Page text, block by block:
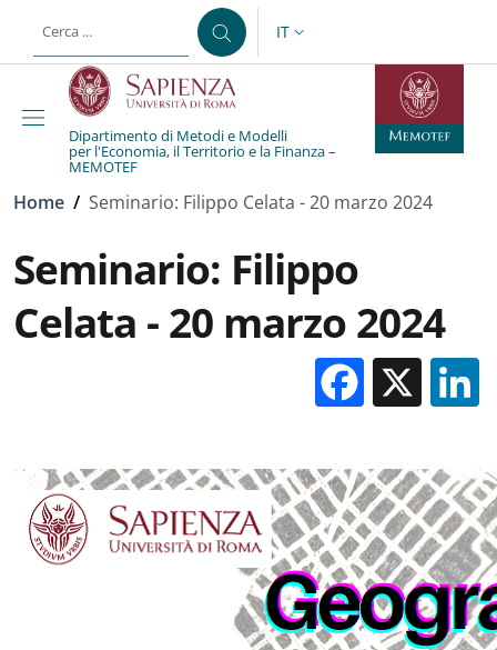
al contenuto principale
SELETTORE LINGUA:
IT
Dipartimento di Metodi e Modelli
per l'Economia, il Territorio e la Finanza –
MEMOTEF
Briciole di pane
Home / Seminario: Filippo Celata - 20 marzo 2024
Seminario: Filippo
Celata - 20 marzo 2024
X